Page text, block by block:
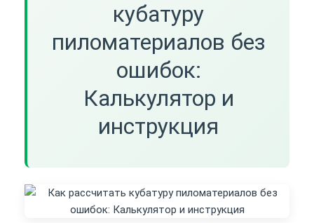
кубатуру
пиломатериалов без
ошибок:
Калькулятор и
инструкция